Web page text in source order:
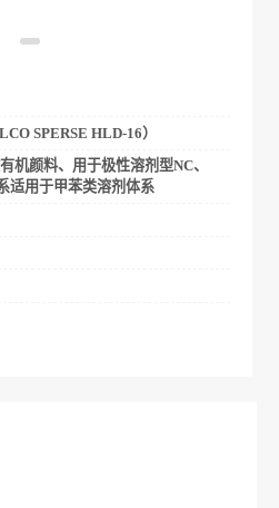
SPERSE HLD-16）
机颜料、用于极性溶剂型NC、
适用于甲苯类溶剂体系